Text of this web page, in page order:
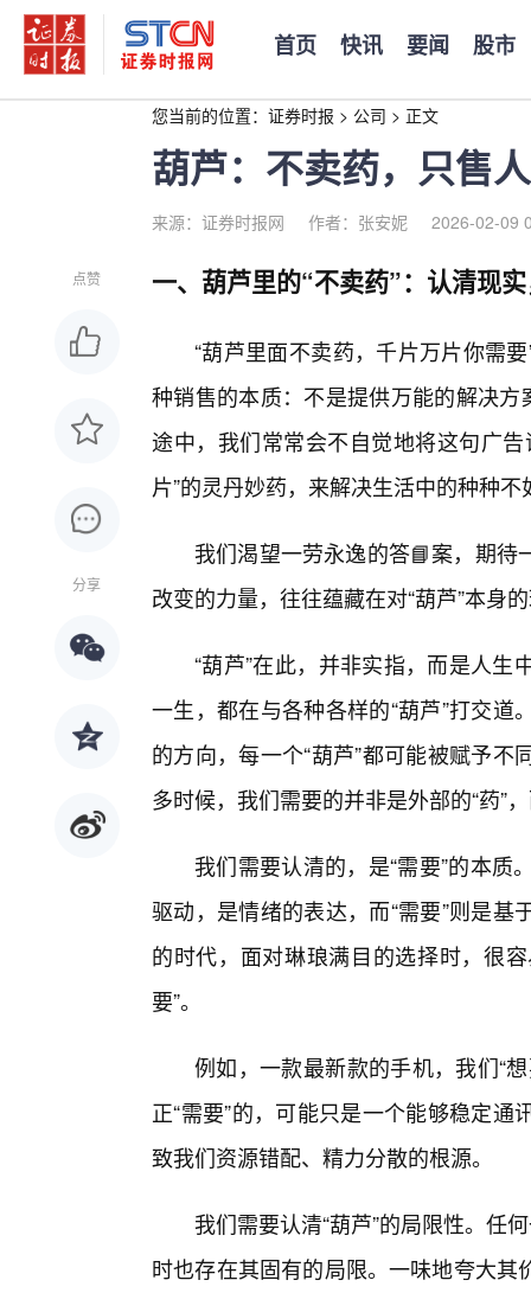
首页 快讯 要闻 股市
您当前的位置： 证券时报 > 公司 > 正文
葫芦：不卖药，只售
来源：证券时报网 作者：张安妮 2026-02-09
点赞
分享
一、葫芦里的“不卖药”：认清现
“葫芦里面不卖药，千片万片你需
种销售的本质：不是提供万能的解决
途中，我们常常会不自觉地将这句广
片”的灵丹妙药，来解决生活中的种种不
我们渴望一劳永逸的答📘案，期
改变的力量，往往蕴藏在对“葫芦”本身
“葫芦”在此，并非实指，而是人
一生，都在与各种各样的“葫芦”打交
的方向，每一个“葫芦”都可能被赋予
多时候，我们需要的并非是外部的“药”
我们需要认清的，是“需要”的本质
驱动，是情绪的表达，而“需要”则是
的时代，面对琳琅满目的选择时，很
要”。
例如，一款最新款的手机，我们“
正“需要”的，可能只是一个能够稳定
致我们资源错配、精力分散的根源。
我们需要认清“葫芦”的局限性。任
时也存在其固有的局限。一味地夸大